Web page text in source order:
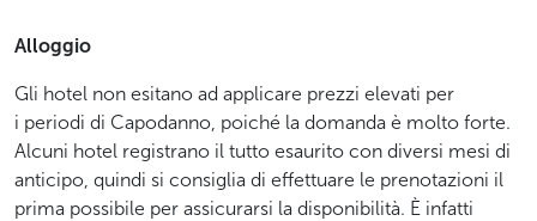
Alloggio
Gli hotel non esitano ad applicare prezzi elevati per
i periodi di Capodanno, poiché la domanda è molto forte.
Alcuni hotel registrano il tutto esaurito con diversi mesi di
anticipo, quindi si consiglia di effettuare le prenotazioni il
prima possibile per assicurarsi la disponibilità. È infatti